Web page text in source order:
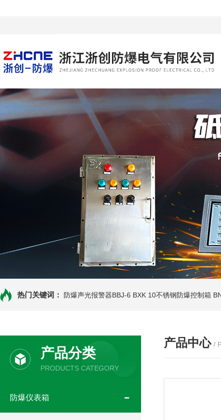
热门关键词： 防爆声光报警器BBJ-6 BXK 10不锈钢防爆控制箱
产品分类
PRODUCTS CATEGORY
防爆仪表箱
产品中心 /